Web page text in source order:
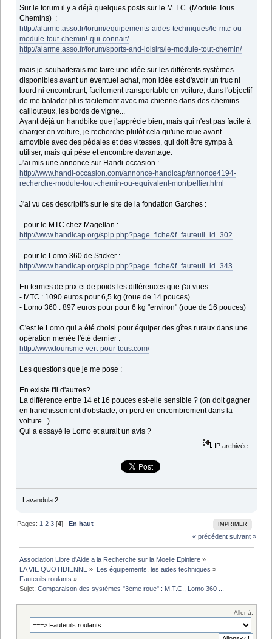
Sur le forum il y a déjà quelques posts sur le M.T.C. (Module Tous
Chemins) :
http://alarme.asso.fr/forum/equipements-aides-techniques/le-mtc-ou-
module-tout-chemin!-qui-connait/
http://alarme.asso.fr/forum/sports-and-loisirs/le-module-tout-chemin/
mais je souhaiterais me faire une idée sur les différents systèmes
disponibles avant un éventuel achat, mon idée est d'avoir un truc ni
lourd ni encombrant, facilement transportable en voiture, dans l'objectif
de me balader plus facilement avec ma chienne dans des chemins
caillouteux, les bords de vigne...
Ayant déjà un handbike que j'apprécie bien, mais qui n'est pas facile à
charger en voiture, je recherche plutôt cela qu'une roue avant
amovible avec des pédales et des vitesses, qui doit être sympa à
utiliser, mais qui pèse et encombre davantage.
J'ai mis une annonce sur Handi-occasion :
http://www.handi-occasion.com/annonce-handicap/annonce4194-
recherche-module-tout-chemin-ou-equivalent-montpellier.html
J'ai vu ces descriptifs sur le site de la fondation Garches :
- pour le MTC chez Magellan :
http://www.handicap.org/spip.php?page=fiche&f_fauteuil_id=302
- pour le Lomo 360 de Sticker :
http://www.handicap.org/spip.php?page=fiche&f_fauteuil_id=343
En termes de prix et de poids les différences que j'ai vues :
- MTC : 1090 euros pour 6,5 kg (roue de 14 pouces)
- Lomo 360 : 897 euros pour pour 6 kg "environ" (roue de 16 pouces)
C'est le Lomo qui a été choisi pour équiper des gîtes ruraux dans une
opération menée l'été dernier :
http://www.tourisme-vert-pour-tous.com/
Les questions que je me pose :
En existe t'il d'autres?
La différence entre 14 et 16 pouces est-elle sensible ? (on doit gagner
en franchissement d'obstacle, on perd en encombrement dans la
voiture...)
Qui a essayé le Lomo et aurait un avis ?
IP archivée
Lavandula 2
IMPRIMER
Pages: 1 2 3 [4]En haut
« précédent suivant »
Association Libre d'Aide a la Recherche sur la Moelle Epiniere »
LA VIE QUOTIDIENNE » Les équipements, les aides techniques »
Fauteuils roulants »
Sujet:Comparaison des systèmes "3ème roue" : M.T.C., Lomo 360 ...
Aller à: